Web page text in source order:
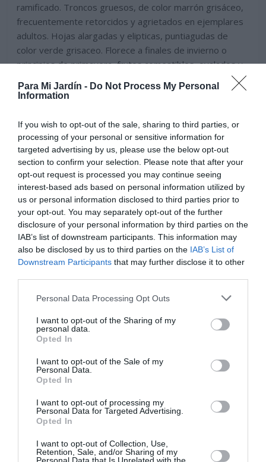
Para Mi Jardín - Do Not Process My Personal
Information
If you wish to opt-out of the sale, sharing to third parties, or
processing of your personal or sensitive information for
targeted advertising by us, please use the below opt-out
section to confirm your selection. Please note that after your
opt-out request is processed you may continue seeing
interest-based ads based on personal information utilized by
us or personal information disclosed to third parties prior to
your opt-out. You may separately opt-out of the further
disclosure of your personal information by third parties on the
IAB’s list of downstream participants. This information may
also be disclosed by us to third parties on the IAB’s List of
Downstream Participants that may further disclose it to other
Personal Data Processing Opt Outs
I want to opt-out of the Sharing of my
personal data.
Opted In
I want to opt-out of the Sale of my
Personal Data.
Opted In
I want to opt-out of processing my
Personal Data for Targeted Advertising.
Opted In
I want to opt-out of Collection, Use,
Retention, Sale, and/or Sharing of my
ramificado. Troncos gruesos, de color marrón grisáceo,
frecuentemente retorcidos y agrietados en ejemplares
adultos. Hojas alargadas y elipticas, puntiagudas de
color verde grisaceo. Florece a finales de invierno o
principios de primavera, frutos comestibles, ovalados y
negro cuando maduran. Situación soleada, suelo fértil
Leer más
Cactus y suculentas
Castus Espagueti-Cactus
Muerdago-Rhipsalis
Baccifera Shaferi
26 octubre, 2020 Marisol Huesca
0 comentarios
Planta tropical, perenne y colgante, de tallos largos,